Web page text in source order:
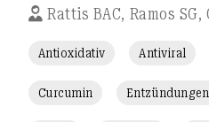
Rattis BAC, Ramos SG,
Antioxidativ Antiviral
Curcumin Entzündungen